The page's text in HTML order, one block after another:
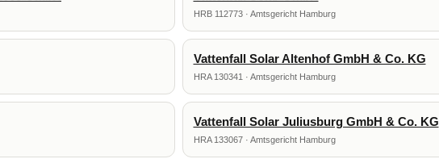
HRB 112773 · Amtsgericht Hamburg
Vattenfall Solar Altenhof GmbH & Co. KG
HRA 130341 · Amtsgericht Hamburg
Vattenfall Solar Juliusburg GmbH & Co. KG
HRA 133067 · Amtsgericht Hamburg